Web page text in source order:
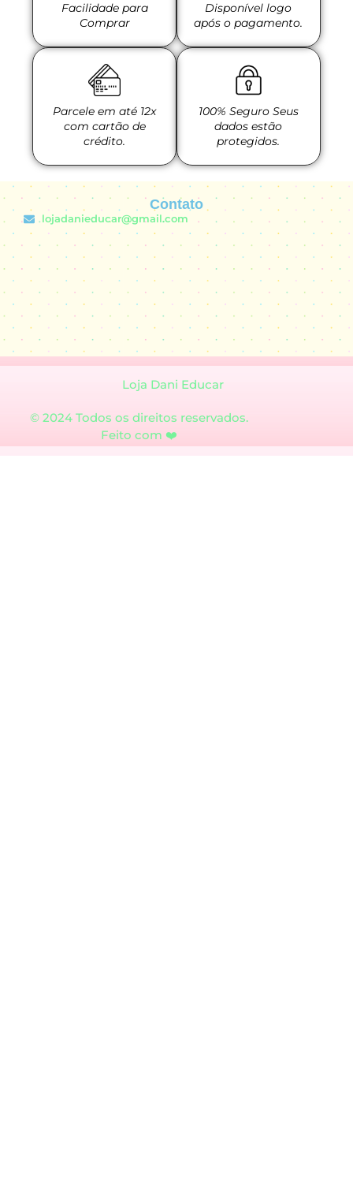
Facilidade para
Comprar
Disponível logo
após o pagamento.
Parcele em até 12x
com cartão de
crédito.
100% Seguro Seus
dados estão
protegidos.
Contato
lojadanieducar@gmail.com
Loja Dani Educar
© 2024 Todos os direitos reservados.
Feito com ❤️